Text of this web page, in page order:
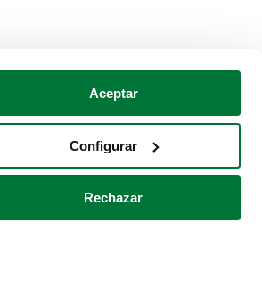
Aceptar
Configurar
Rechazar